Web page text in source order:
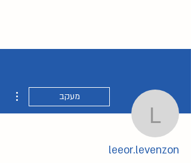
leeor.levenzon
מעקב
leeor.levenzon